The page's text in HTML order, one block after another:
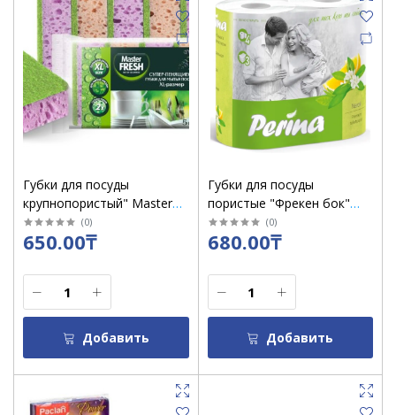
Губки для посуды
крупнопористый" Master
Fresh" 5 шт /уп 4357
(0)
650.00₸
Добавить
Губки для посуды
пористые "Фрекен бок"
Стильные /уп 5 шт /9900
(0)
680.00₸
Добавить